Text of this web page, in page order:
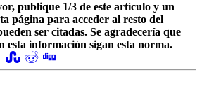
publique 1/3 de este artículo y un
página para acceder al resto del
ser citadas. Se agradecería que
esta información sigan esta norma.